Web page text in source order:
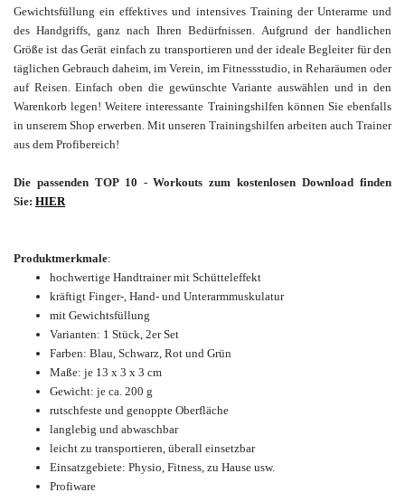
Gewichtsfüllung ein effektives und intensives Training der Unterarme und
des Handgriffs, ganz nach Ihren Bedürfnissen. Aufgrund der handlichen
Größe ist das Gerät einfach zu transportieren und der ideale Begleiter für den
täglichen Gebrauch daheim, im Verein, im Fitnessstudio, in Reharäumen oder
auf Reisen. Einfach oben die gewünschte Variante auswählen und in den
Warenkorb legen!Weitere interessante Trainingshilfen können Sie ebenfalls
in unserem Shop erwerben. Mit unseren Trainingshilfen arbeiten auch Trainer
aus dem Profibereich!
Die passenden TOP 10 - Workouts zum kostenlosen Download finden
Sie: HIER
Produktmerkmale:
hochwertige Handtrainer mit Schütteleffekt
kräftigt Finger-, Hand- und Unterarmmuskulatur
mit Gewichtsfüllung
Varianten: 1 Stück, 2er Set
Farben: Blau, Schwarz, Rot und Grün
Maße: je 13 x 3 x 3 cm
Gewicht: je ca. 200 g
rutschfeste und genoppte Oberfläche
langlebig und abwaschbar
leicht zu transportieren, überall einsetzbar
Einsatzgebiete: Physio, Fitness, zu Hause usw.
Profiware